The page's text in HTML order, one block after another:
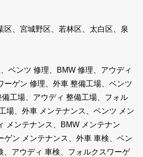
、宮城野区、若林区、太白区、泉
ベンツ 修理、BMW 修理、アウディ
ーゲン 修理、外車 整備工場、ベンツ
工場、アウディ 整備工場、フォル
場、外車 メンテナンス、ベンツ メン
メンテナンス、BMW メンテナン
ゲン メンテナンス、外車 車検、ベン
、アウディ 車検、フォルクスワーゲ